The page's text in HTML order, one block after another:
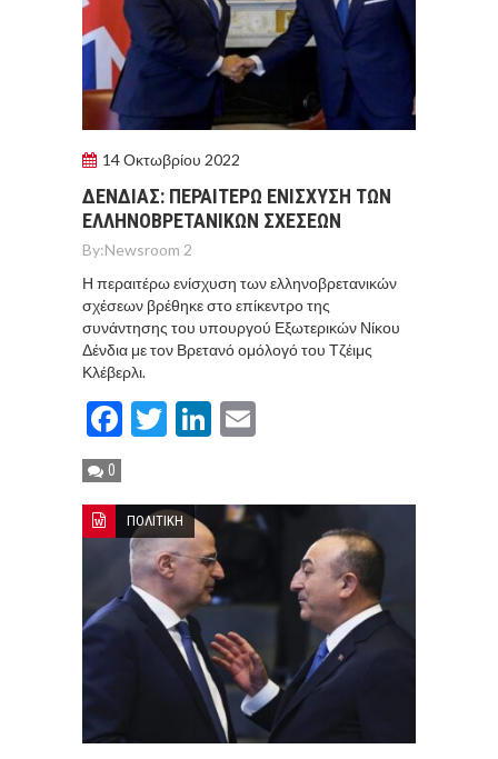
14 Οκτωβρίου 2022
ΔΕΝΔΙΑΣ: ΠΕΡΑΙΤΕΡΩ ΕΝΙΣΧΥΣΗ ΤΩΝ
ΕΛΛΗΝΟΒΡΕΤΑΝΙΚΩΝ ΣΧΕΣΕΩΝ
By:Newsroom 2
Η περαιτέρω ενίσχυση των ελληνοβρετανικών
σχέσεων βρέθηκε στο επίκεντρο της
συνάντησης του υπουργού Εξωτερικών Νίκου
Δένδια με τον Βρετανό ομόλογό του Τζέιμς
Κλέβερλι.
Facebook
TwitterLinkedIn
0
ΠΟΛΙΤΙΚΗ